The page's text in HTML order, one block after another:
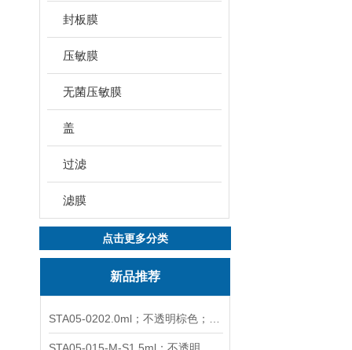
封板膜
压敏膜
无菌压敏膜
盖
过滤
滤膜
点击更多分类
新品推荐